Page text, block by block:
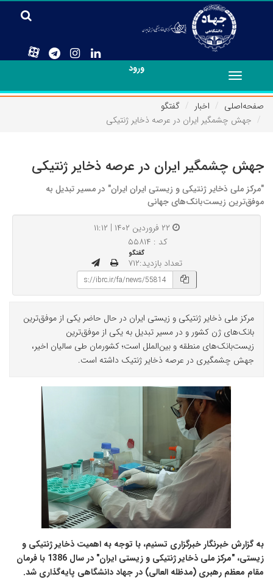
ورود
Toggle
navigation
صفحه‌اصلی
اخبار
گفتگو
جهش چشمگیر ایران در عرصه ذخایر ژنتیکی
جهش چشمگیر ایران در عرصه ذخایر ژنتیکی
"مرکز ملی ذخایر ژنتیکی و زیستی ایران ایران" در مسیر تبدیل به
موفق‌ترین زیست‌بانک‌های جهانی
کد : ۵۵۸۱۴
گفتگو
تعداد بازدید:۷۱۲
مرکز ملی ذخایر ژنتیکی و زیستی ایران در حال حاضر یکی از موفق‌ترین
بانک‌های ژن کشور و در مسیر تبدیل به یکی از موفق‌ترین
زیست‌بانک‌های منطقه و بین‌الملل است؛ کشورمان طی سالیان اخیر،
جهش چشمگیری در عرصه ذخایر ژنتیک داشته است.
به گزارش خبرنگار خبرگزاری تسنیم، با توجه به اهمیت ذخایر ژنتیکی و
زیستی، "مرکز ملی ذخایر ژنتیکی و زیستی ایران" در سال 1386 با فرمان
مقام معظم رهبری (مدظله العالی) در جهاد دانشگاهی پایه‌گذاری شد.